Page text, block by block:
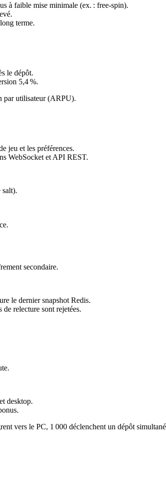
à faible mise minimale (ex. : free‑spin).
terme.
le dépôt.
5,4 %.
par utilisateur (ARPU).
jeu et les préférences.
WebSocket et API REST.
salt).
secondaire.
le dernier snapshot Redis.
de relecture sont rejetées.
desktop.
vers le PC, 1 000 déclenchent un dépôt